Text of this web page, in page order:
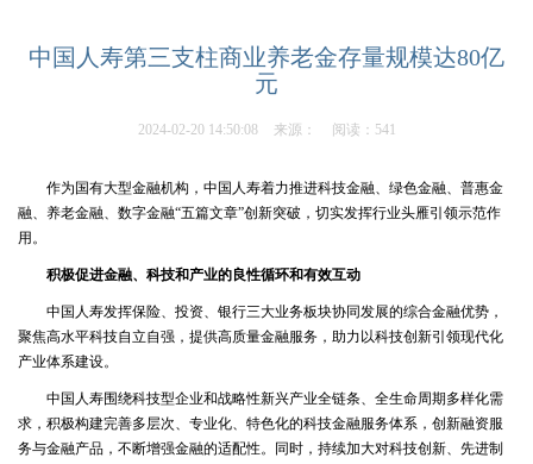
中国人寿第三支柱商业养老金存量规模达80亿
元
2024-02-20 14:50:08 来源： 阅读：541
作为国有大型金融机构，中国人寿着力推进科技金融、绿色金融、普惠金
融、养老金融、数字金融“五篇文章”创新突破，切实发挥行业头雁引领示范作
用。
积极促进金融、科技和产业的良性循环和有效互动
中国人寿发挥保险、投资、银行三大业务板块协同发展的综合金融优势，
聚焦高水平科技自立自强，提供高质量金融服务，助力以科技创新引领现代化
产业体系建设。
中国人寿围绕科技型企业和战略性新兴产业全链条、全生命周期多样化需
求，积极构建完善多层次、专业化、特色化的科技金融服务体系，创新融资服
务与金融产品，不断增强金融的适配性。同时，持续加大对科技创新、先进制